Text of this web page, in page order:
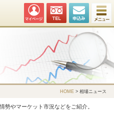
HOME > 相場ニュース
勢やマーケット市況などをご紹介。